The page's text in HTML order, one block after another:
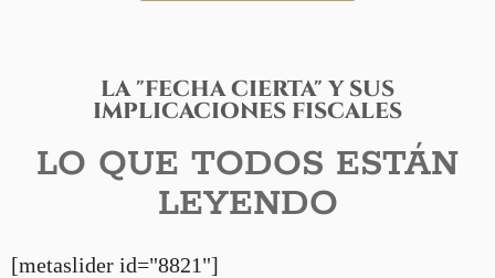
LA "FECHA CIERTA" Y SUS
IMPLICACIONES FISCALES
LO QUE TODOS ESTÁN
LEYENDO
[metaslider id="8821"]